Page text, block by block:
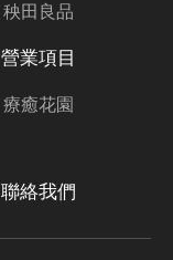
秧田良品
營業項目
療癒花園
聯絡我們